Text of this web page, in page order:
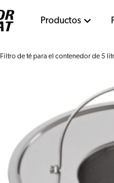
Productos
Filtro de té para el contenedor de 5